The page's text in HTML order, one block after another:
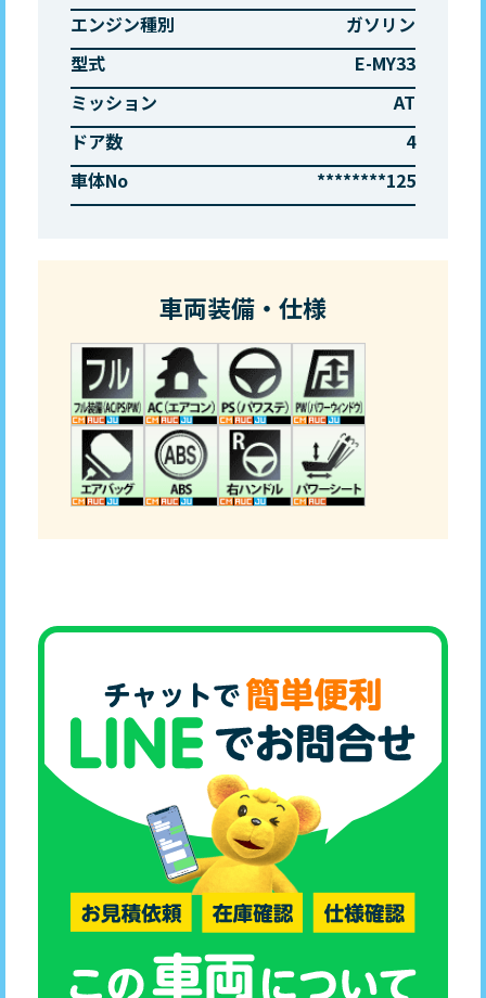
エンジン種別
ガソリン
型式
E-MY33
ミッション
AT
ドア数
4
車体No
********125
車両装備・仕様